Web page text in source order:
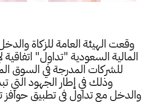
وقعت الهيئة العامة للزكاة
المالية السعودية "تداول"
للشركات المدرجة في السوق
وذلك في إطار الجهود التي
والدخل مع تداول في تطبيق حوافز